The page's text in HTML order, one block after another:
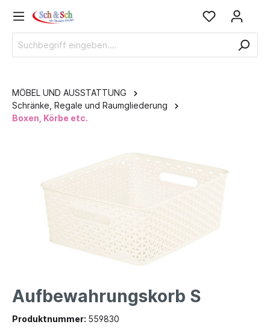
MÖBEL UND AUSSTATTUNG
Schränke, Regale und Raumgliederung
Boxen, Körbe etc.
Aufbewahrungskorb S
Produktnummer: 559830